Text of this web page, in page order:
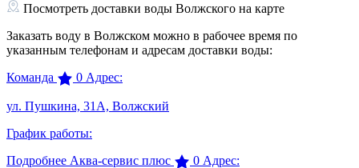
Посмотреть доставки воды Волжского на карте
Заказать воду в Волжском можно в рабочее время по
указанным телефонам и адресам доставки воды:
Команда
0 Адрес:
ул. Пушкина, 31А, Волжский
График работы:
Подробнее Аква-сервис плюс 0 Адрес: